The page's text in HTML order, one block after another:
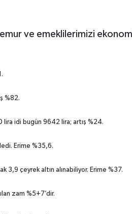
ve emeklilerimizi
%82.
lira idi bugün 9642 lira; artış %24.
Erime %35,6.
3,9 çeyrek altın alınabiliyor. Erime %37.
zam %5+7’dir.